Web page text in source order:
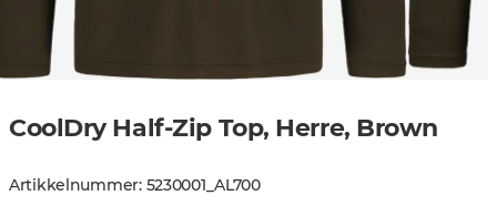
CoolDry Half-Zip Top, Herre, Brown
Artikkelnummer: 5230001 _AL700